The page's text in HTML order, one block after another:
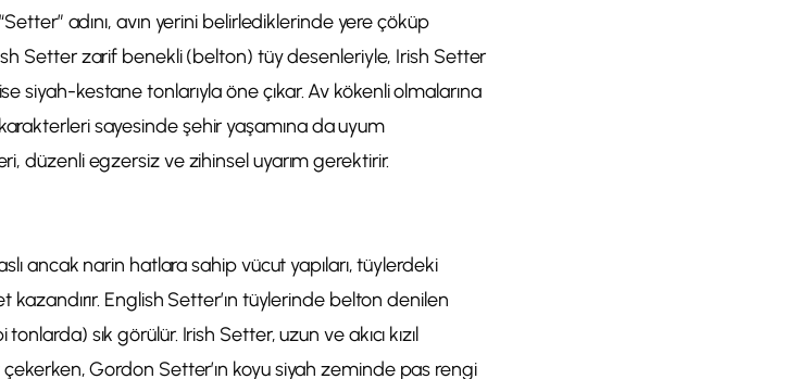
adını, avın yerini belirlediklerinde yere çöküp
Setter zarif benekli (belton) tüy desenleriyle, Irish Setter
siyah-kestane tonlarıyla öne çıkar. Av kökenli olmalarına
sayesinde şehir yaşamına da uyum
düzenli egzersiz ve zihinsel uyarım gerektirir.
ancak narin hatlara sahip vücut yapıları, tüylerdeki
English Setter’ın tüylerinde belton denilen
sık görülür. Irish Setter, uzun ve akıcı kızıl
Gordon Setter’ın koyu siyah zeminde pas rengi